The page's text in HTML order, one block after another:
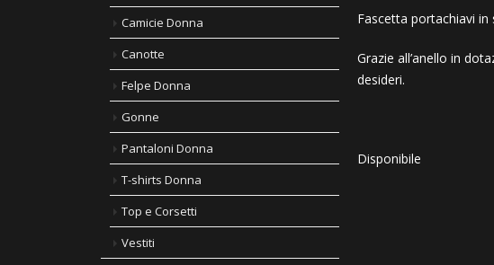
Fascetta portachiavi
Grazie all’anello in
desideri.
Disponibile
Camicie Donna
Canotte
Felpe Donna
Gonne
Pantaloni Donna
T-shirts Donna
Top e Corsetti
Vestiti